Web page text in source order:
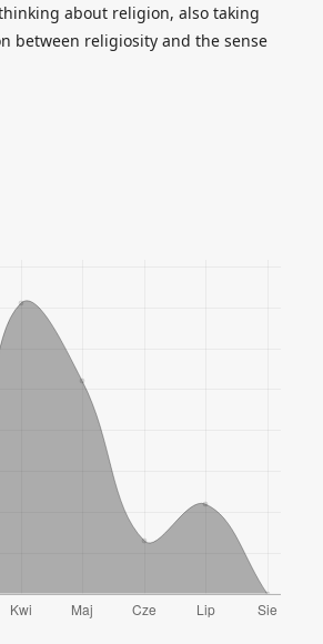
about religion, also taking
between religiosity and the sense